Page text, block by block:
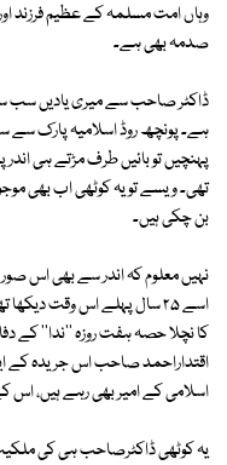
وہاں امت مسلمہ کے عظیم فرزند
صدمہ بھی ہے۔
ڈاکٹر صاحب سے میری یادیں سب
ہے۔ پونچھ روڈ اسلامیہ پارک سے
پہنچیں تو بائیں طرف مڑتے ہی
تھی۔ ویسے تو یہ کوٹھی اب بھی
بن چکی ہیں۔
نہیں معلوم کہ اندر سے بھی اس
اسے ۲۵ سال پہلے اس وقت
کا نچلا حصہ ہفت روزہ ''ندا'' کے
اقتداراحمد صاحب اس جریدہ کے
اسلامی کے امیر بھی رہے ہیں، اس
یہ کوٹھی ڈاکٹرصاحب ہی کی